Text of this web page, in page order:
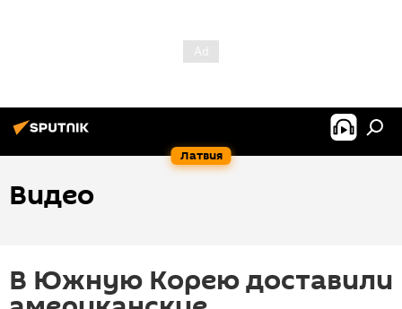
Латвия
Видео
В Южную Корею доставили